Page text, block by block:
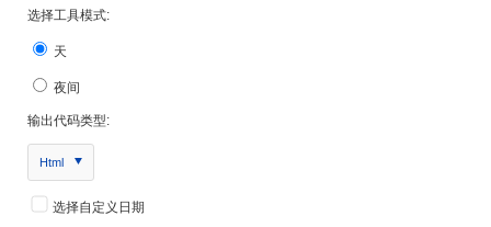
选择工具模式:
天
夜间
输出代码类型:
Html
选择自定义日期